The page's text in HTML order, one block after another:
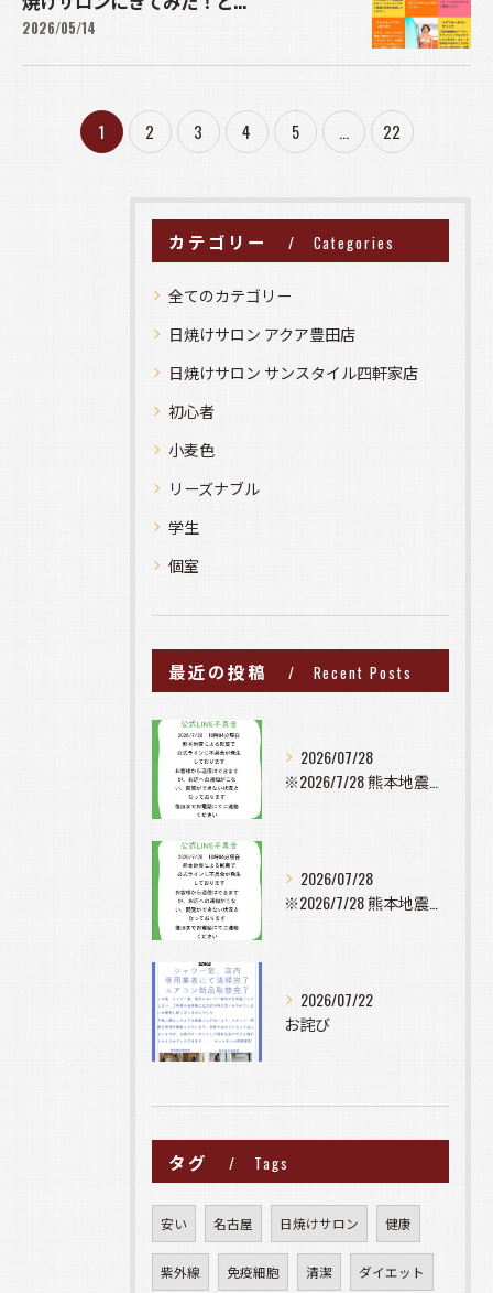
2026/05/14
1 2 3 4 5 ... 22
カテゴリー Categories
全てのカテゴリー
日焼けサロン アクア豊田店
日焼けサロン サンスタイル四軒家店
初心者
小麦色
リーズナブル
学生
個室
最近の投稿 Recent Posts
2026/07/28
2026/07/28
2026/07/22
お詫び
タグ Tags
安い 名古屋 日焼けサロン 健康
紫外線 免疫細胞 清潔 ダイエット